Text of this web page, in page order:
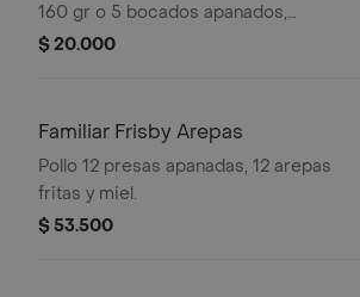
160 gr o 5 bocados apanados,
lechuga fresca, maíz tierno, zanahoria,
$ 20.000
Familiar Frisby Arepas
Pollo 12 presas apanadas, 12 arepas
fritas y miel.
$ 53.500